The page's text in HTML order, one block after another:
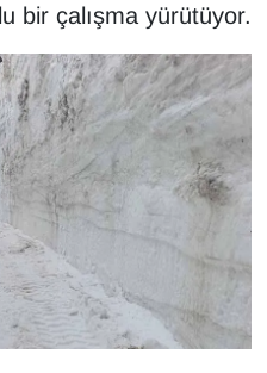
bir çalışma yürütüyor.